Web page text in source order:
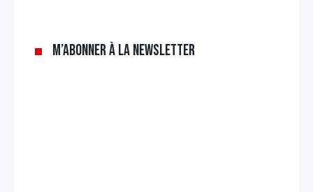
M’abonner à la newsletter